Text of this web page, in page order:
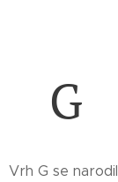
Vrh G se